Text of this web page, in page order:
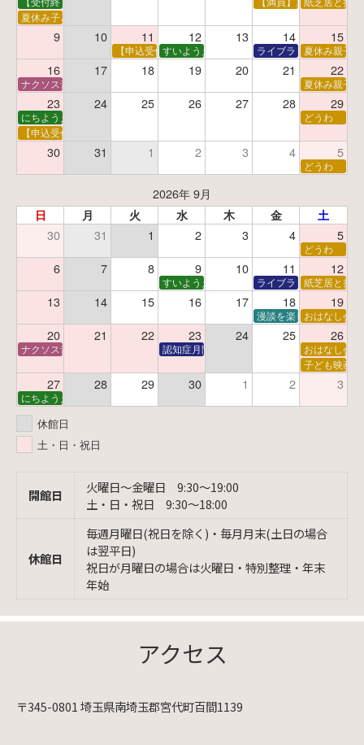
夏休み子ども平和映画会
9 10 11 12 13 14 15
【申込受付中】夏休みおはなし工作会
すいようえほん ライブラリーシアター
夏休み親子
16 17 18 19 20 21 22
ナクソス音楽会 第5回 NHK交響楽団創立100年 夏休み親子
23 24 25 26 27 28 29
にちようえほん
どうわ
【申込受付中】ゆうべのこわ～いおはなし会
30 31 1 2 3 4 5
どうわ
2026年 9月
日 月 火 水 木 金 土
30 31 1 2 3 4 5
どうわ
6 7 8 9 10 11 12
すいようえほん ライブラリーシアター
紙芝居と折
13 14 15 16 17 18 19
漫談を楽しむ会 ～漫談
おはなし会
20 21 22 23 24 25 26
ナクソス音楽会 第6回 宇宙を感じるクラシック認知症月間 特別映画会「調査屋マオさんの恋
おはなし会
子ども映画会
27 28 29 30 1 2 3
にちようえほん
休館日
土・日・祝日
開館日
火曜日〜金曜日 9:30〜19:00
土・日・祝日 9:30〜18:00
休館日
毎週月曜日(祝日を除く)・毎月月末(土日の場合
は翌平日)
祝日が月曜日の場合は火曜日・特別整理・年末
年始
アクセス
〒345-0801 埼玉県南埼玉郡宮代町百間1139